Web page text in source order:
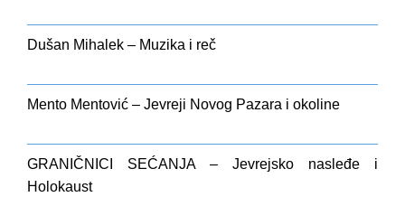
Dušan Mihalek – Muzika i reč
Mento Mentović – Jevreji Novog Pazara i okoline
GRANIČNICI SEĆANJA – Jevrejsko nasleđe i
Holokaust